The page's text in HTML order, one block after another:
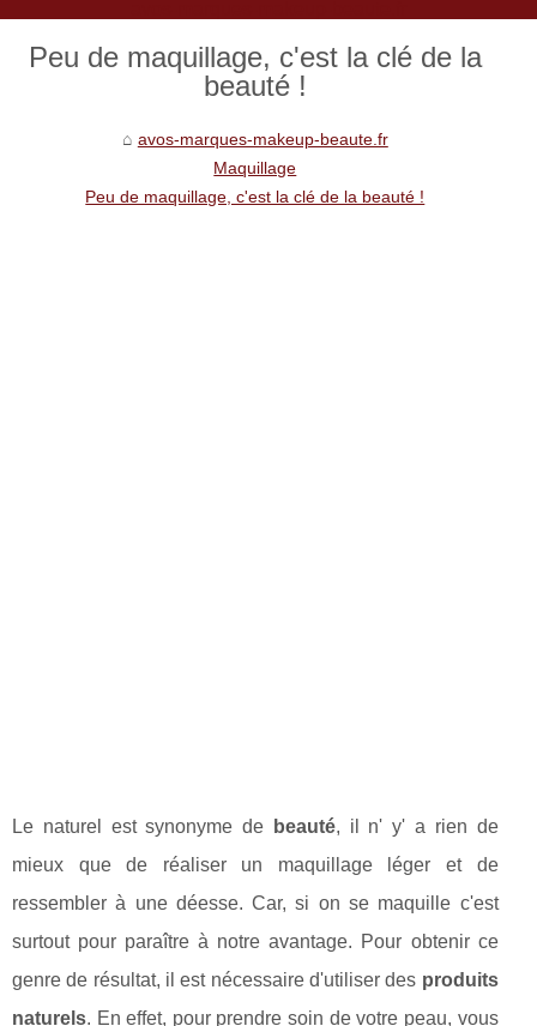
Peu de maquillage, c'est la clé de la
beauté !
avos-marques-makeup-beaute.fr
Maquillage
Peu de maquillage, c'est la clé de la beauté !
Le naturel est synonyme de beauté, il n' y' a rien de
mieux que de réaliser un maquillage léger et de
ressembler à une déesse. Car, si on se maquille c'est
surtout pour paraître à notre avantage. Pour obtenir ce
genre de résultat, il est nécessaire d'utiliser des produits
naturels. En effet, pour prendre soin de votre peau, vous